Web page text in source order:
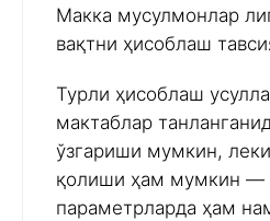
Макка мусулмонлар
вақтни ҳисоблаш
Турли ҳисоблаш
мактаблар
ўзгариши мумкин,
қолиши ҳам мумкин —
параметрларда ҳам